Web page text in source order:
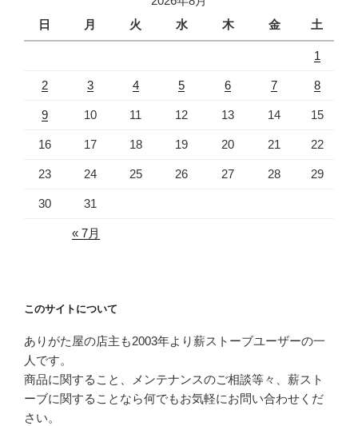
日
月 火 水 木 金 土
1
2 3 4 5 6 7 8
9 10 11 12 13 14 15
16 17 18 19 20 21 22
23 24 25 26 27 28 29
30 31
« 7月
このサイトについて
ありがた屋の店主も2003年より薪ストーブユーザーの一
人です。
商品に関すること、メンテナンスのご相談等々、薪スト
ーブに関することなら何でもお気軽にお問い合わせくだ
さい。